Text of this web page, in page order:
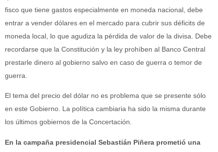
fisco que tiene gastos especialmente en moneda nacional, debe
entrar a vender dólares en el mercado para cubrir sus déficits de
moneda local, lo que agudiza la pérdida de valor de la divisa. Debe
recordarse que la Constitución y la ley prohíben al Banco Central
prestarle dinero al gobierno salvo en caso de guerra o temor de
guerra.
El tema del precio del dólar no es problema que se presente sólo
en este Gobierno. La política cambiaria ha sido la misma durante
los últimos gobiernos de la Concertación.
En la campaña presidencial Sebastián Piñera prometió una